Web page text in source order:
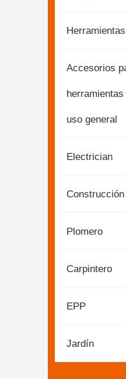
Accesorios
uso general
Electrician
Plomero
Carpintero
EPP
Jardín
2023-03-02
Feria de Colonia